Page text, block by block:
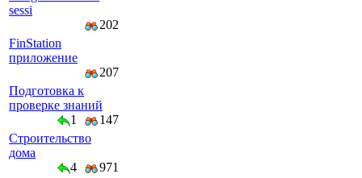
sessi
202
FinStation
приложение
207
Подготовка к
проверке знаний
1
147
Строительство
дома
4
971